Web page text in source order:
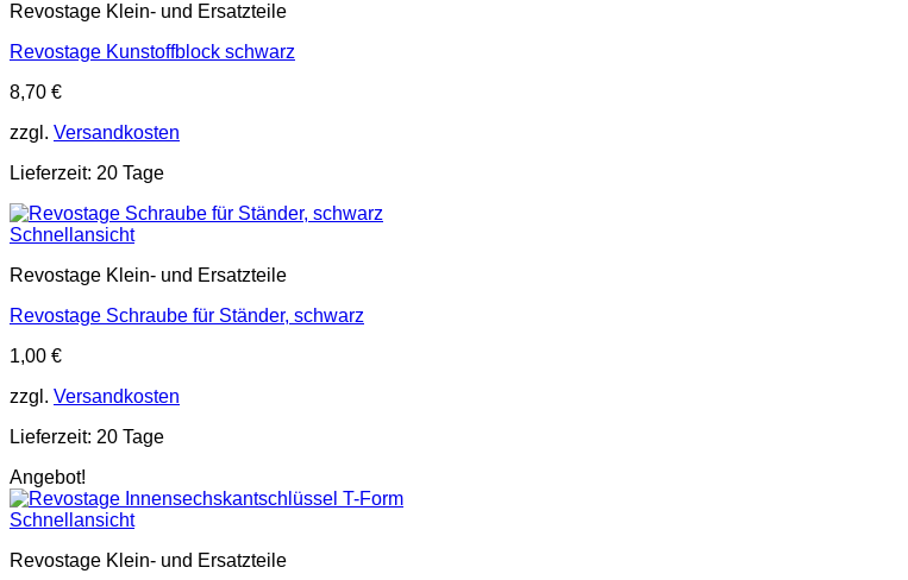
Revostage Klein- und Ersatzteile
Revostage Kunstoffblock schwarz
8,70 €
zzgl. Versandkosten
Lieferzeit: 20 Tage
Schnellansicht
Revostage Klein- und Ersatzteile
Revostage Schraube für Ständer, schwarz
1,00 €
zzgl. Versandkosten
Lieferzeit: 20 Tage
Angebot!
Schnellansicht
Revostage Klein- und Ersatzteile